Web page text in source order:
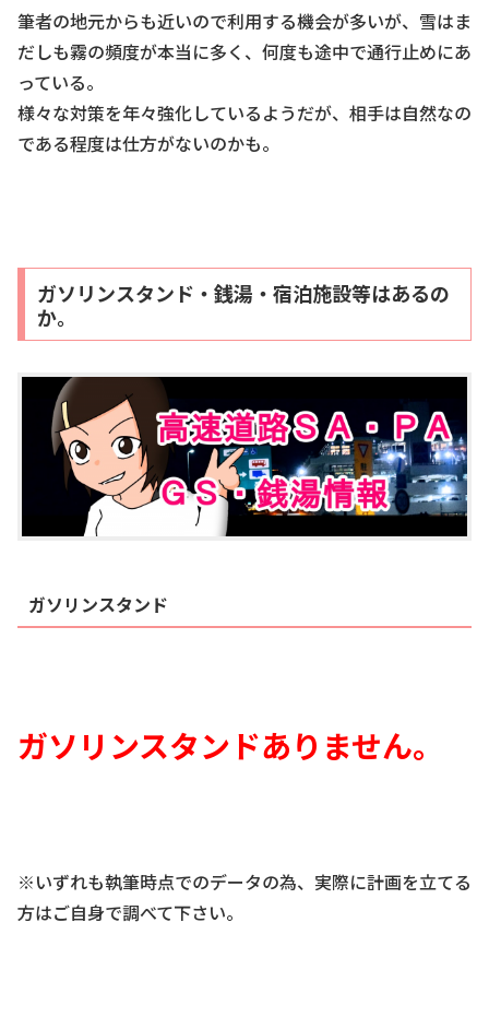
筆者の地元からも近いので利用する機会が多いが、雪はま
だしも霧の頻度が本当に多く、何度も途中で通行止めにあ
っている。
様々な対策を年々強化しているようだが、相手は自然なの
である程度は仕方がないのかも。
ガソリンスタンド・銭湯・宿泊施設等はあるの
か。
ガソリンスタンド
ガソリンスタンドありません。
※いずれも執筆時点でのデータの為、実際に計画を立てる
方はご自身で調べて下さい。